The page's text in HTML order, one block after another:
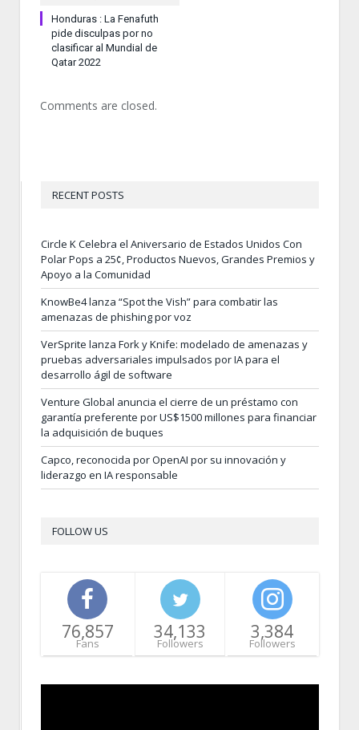
Honduras : La Fenafuth
pide disculpas por no
clasificar al Mundial de
Qatar 2022
Comments are closed.
RECENT POSTS
Circle K Celebra el Aniversario de Estados Unidos Con
Polar Pops a 25¢, Productos Nuevos, Grandes Premios y
Apoyo a la Comunidad
KnowBe4 lanza “Spot the Vish” para combatir las
amenazas de phishing por voz
VerSprite lanza Fork y Knife: modelado de amenazas y
pruebas adversariales impulsados por IA para el
desarrollo ágil de software
Venture Global anuncia el cierre de un préstamo con
garantía preferente por US$1500 millones para financiar
la adquisición de buques
Capco, reconocida por OpenAI por su innovación y
liderazgo en IA responsable
FOLLOW US
76,857
Fans
34,133
Followers
3,384
Followers